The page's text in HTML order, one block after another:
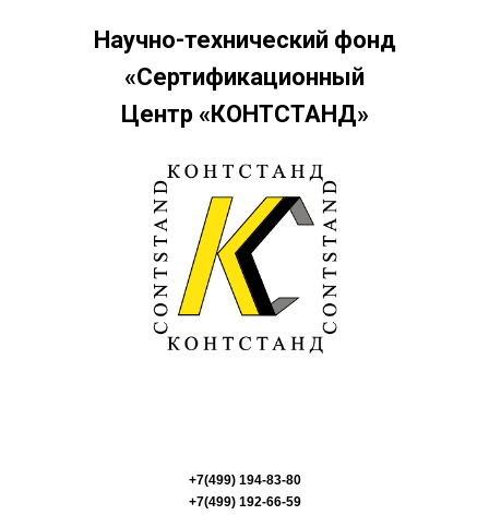
+7(499) 194-83-80
+7(499) 192-66-59
Научно-технический фонд
«Сертификационный
Центр «КОНТСТАНД»